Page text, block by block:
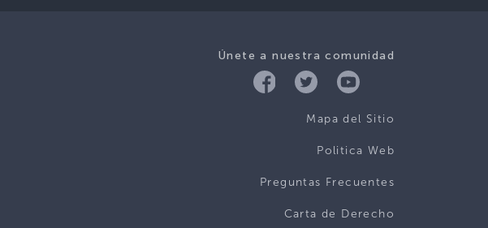
Únete a nuestra comunidad
Mapa del Sitio
Politica Web
Preguntas Frecuentes
Carta de Derecho